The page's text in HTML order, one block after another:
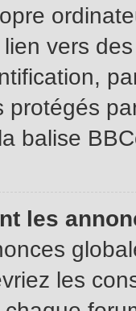
vers
protégés
balise
les
les